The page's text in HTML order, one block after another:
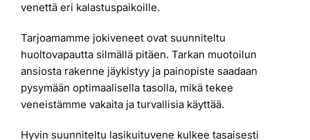
venettä eri kalastuspaikoille.
Tarjoamamme jokiveneet ovat suunniteltu
huoltovapautta silmällä pitäen. Tarkan muotoilun
ansiosta rakenne jäykistyy ja painopiste saadaan
pysymään optimaalisella tasolla, mikä tekee
veneistämme vakaita ja turvallisia käyttää.
Hyvin suunniteltu lasikuituvene kulkee tasaisesti